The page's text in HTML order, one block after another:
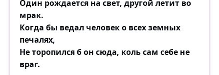
Один рождается на свет, другой летит во
мрак.
Когда бы ведал человек о всех земных
печалях,
Не торопился б он сюда, коль сам себе не
враг.